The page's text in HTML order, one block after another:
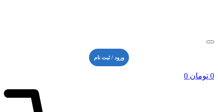
ورود / ثبت نام
0 تومان 0